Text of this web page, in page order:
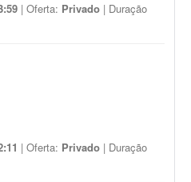
| Oferta: Privado | Duração
| Oferta: Privado | Duração